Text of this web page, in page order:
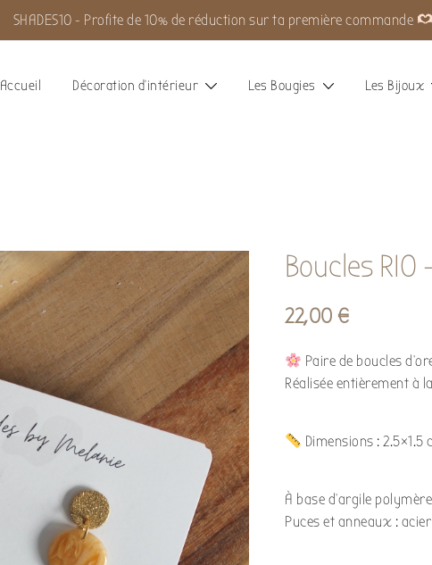
SHADES10 - Profite de 10% de réduction sur ta première commande
Accueil Décoration d’intérieur Les Bougies Les Bijoux
Boucles RIO
22,00 €
Paire de boucles
Réalisée entièrement à
Dimensions : 2.5×1.5
À base d’argile polymère
Puces et anneaux :